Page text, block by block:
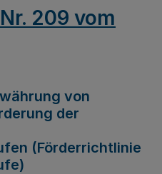
209 vom
von
der
(Förderrichtlinie